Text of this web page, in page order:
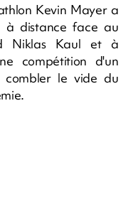
Kevin Mayer a
à distance face au
Niklas Kaul et à
compétition d'un
combler le vide du